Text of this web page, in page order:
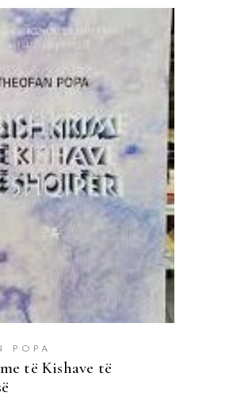
NË SHPORTË
POPA
të Kishave të